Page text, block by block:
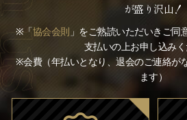
が盛り沢山！
※「協会会則 」をご熟読いただいきご同
支払いの上お申し込みく
※会費（年払いとなり、退会のご連絡が
ます）